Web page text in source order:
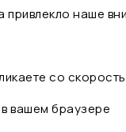
привлекло наше
со
вашем браузере